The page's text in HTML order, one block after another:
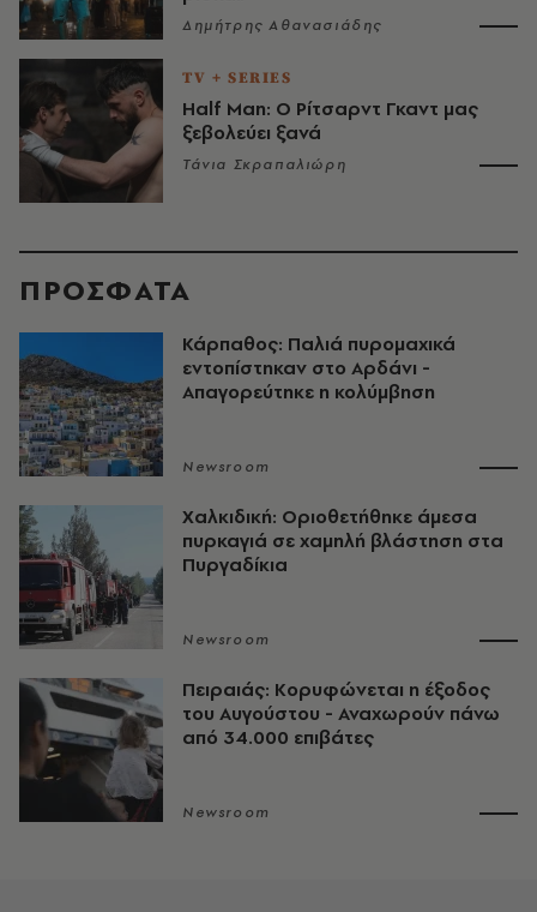
Δημήτρης Αθανασιάδης
TV + SERIES
Half Man: Ο Ρίτσαρντ Γκαντ μας
ξεβολεύει ξανά
Τάνια Σκραπαλιώρη
ΠΡΟΣΦΑΤΑ
Κάρπαθος: Παλιά πυρομαχικά
εντοπίστηκαν στο Αρδάνι -
Απαγορεύτηκε η κολύμβηση
Newsroom
Χαλκιδική: Οριοθετήθηκε άμεσα
πυρκαγιά σε χαμηλή βλάστηση στα
Πυργαδίκια
Newsroom
Πειραιάς: Κορυφώνεται η έξοδος
του Αυγούστου - Αναχωρούν πάνω
από 34.000 επιβάτες
Newsroom